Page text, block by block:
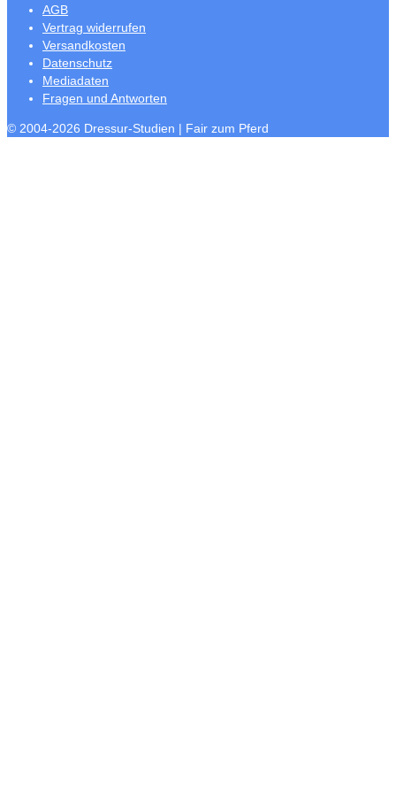
AGB
Vertrag widerrufen
Versandkosten
Datenschutz
Mediadaten
Fragen und Antworten
© 2004-2026 Dressur-Studien | Fair zum Pferd